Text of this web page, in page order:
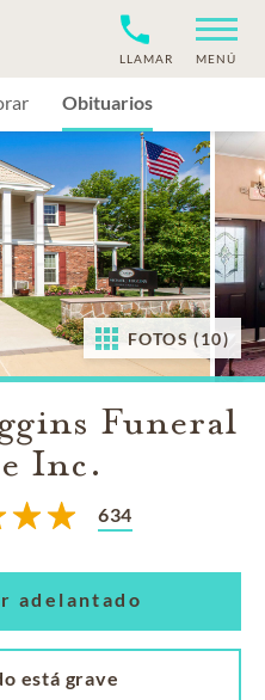
MENÚ
LLAMAR
Obituarios
FOTOS (10)
Funeral
Inc.
634
adelantado
está grave